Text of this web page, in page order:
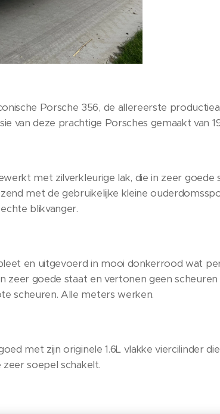
Porsche 356, de allereerste
van deze prachtige Porsches gemaakt van
met zilverkleurige lak, die in zeer
met de gebruikelijke kleine
blikvanger.
en uitgevoerd in mooi donkerrood wat
zeer goede staat en vertonen geen
scheuren. Alle meters werken.
met zijn originele 1.6L vlakke viercilinder
zeer soepel schakelt.